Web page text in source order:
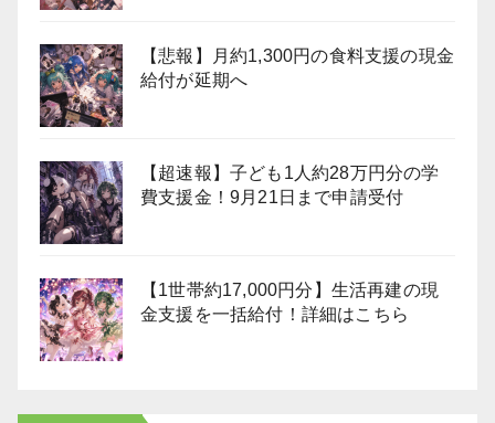
【悲報】月約1,300円の食料支援の現金
給付が延期へ
【超速報】子ども1人約28万円分の学
費支援金！9月21日まで申請受付
【1世帯約17,000円分】生活再建の現
金支援を一括給付！詳細はこちら